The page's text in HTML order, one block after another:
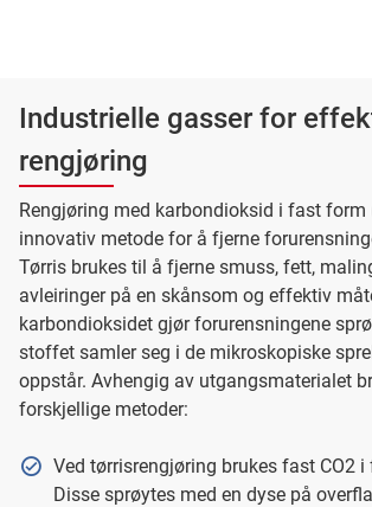
Industrielle gasser for
rengjøring
Rengjøring med karbondioksid i fast form
innovativ metode for å fjerne
Tørris brukes til å fjerne smuss, fett,
avleiringer på en skånsom og effektiv
karbondioksidet gjør forurensningene
stoffet samler seg i de mikroskopiske
oppstår. Avhengig av utgangsmaterialet
forskjellige metoder:
Ved tørrisrengjøring brukes fast CO2
Disse sprøytes med en dyse på